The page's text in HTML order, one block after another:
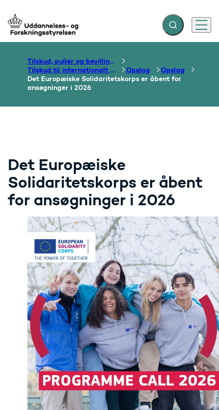
Gå til forsiden Fold søgefelt ud
Menu
Tilskud, puljer og bevillinger
Tilskud til internationalt samarbejde om uddannelse
Opslag
Opslag
Det Europæiske Solidaritetskorps er åbent for
ansøgninger i 2026
Det Europæiske
Solidaritetskorps er åbent
for ansøgninger i 2026